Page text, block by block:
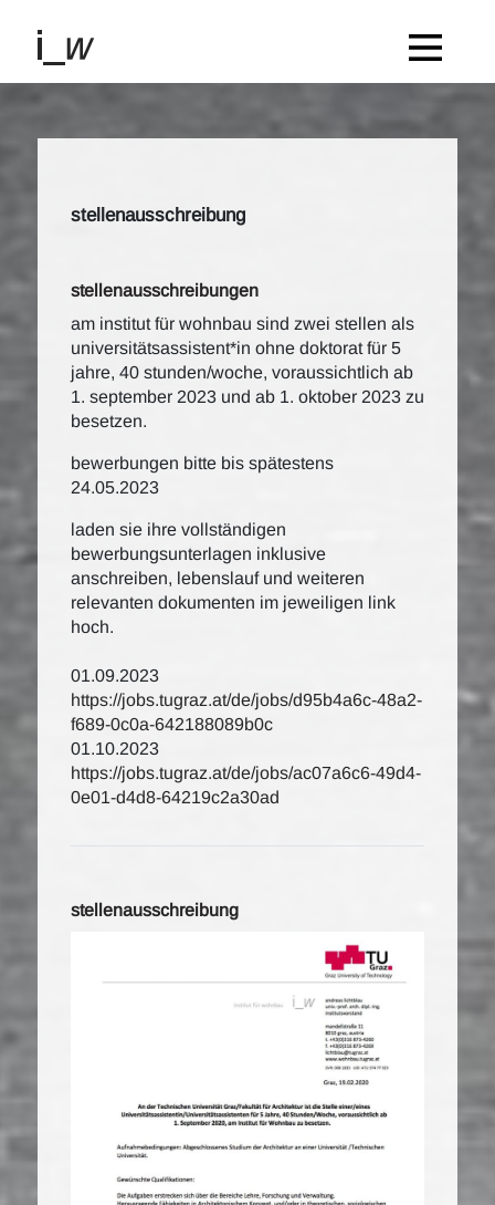
stellenausschreibung
stellenausschreibungen
am institut für wohnbau sind zwei stellen als
universitätsassistent*in ohne doktorat für 5
jahre, 40 stunden/woche, voraussichtlich ab
1. september 2023 und ab 1. oktober 2023 zu
besetzen.
bewerbungen bitte bis spätestens
24.05.2023
laden sie ihre vollständigen
bewerbungsunterlagen inklusive
anschreiben, lebenslauf und weiteren
relevanten dokumenten im jeweiligen link
hoch.
01.09.2023
https://jobs.tugraz.at/de/jobs/d95b4a6c-48a2-
f689-0c0a-642188089b0c
01.10.2023
https://jobs.tugraz.at/de/jobs/ac07a6c6-49d4-
0e01-d4d8-64219c2a30ad
stellenausschreibung